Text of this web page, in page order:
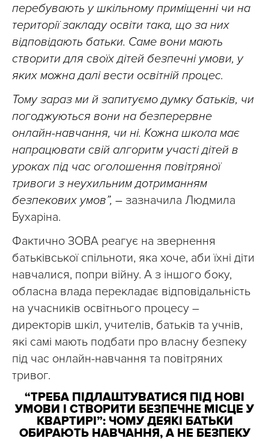
перебувають у шкільному приміщенні чи на
території закладу освіти така, що за них
відповідають батьки. Саме вони мають
створити для своїх дітей безпечні умови, у
яких можна далі вести освітній процес.
Тому зараз ми й запитуємо думку батьків, чи
погоджуються вони на безперервне
онлайн-навчання, чи ні. Кожна школа має
напрацювати свій алгоритм участі дітей в
уроках під час оголошення повітряної
тривоги з неухильним дотриманням
безпекових умов”, – зазначила Людмила
Бухаріна.
Фактично ЗОВА реагує на звернення
батьківської спільноти, яка хоче, аби їхні діти
навчалися, попри війну. А з іншого боку,
обласна влада перекладає відповідальність
на учасників освітнього процесу –
директорів шкіл, учителів, батьків та учнів,
які самі мають подбати про власну безпеку
під час онлайн-навчання та повітряних
тривог.
“ТРЕБА ПІДЛАШТУВАТИСЯ ПІД НОВІ
УМОВИ І СТВОРИТИ БЕЗПЕЧНЕ МІСЦЕ У
КВАРТИРІ”: ЧОМУ ДЕЯКІ БАТЬКИ
ОБИРАЮТЬ НАВЧАННЯ, А НЕ БЕЗПЕКУ